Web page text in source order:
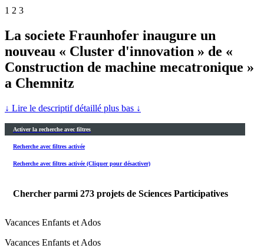
1 2 3
La societe Fraunhofer inaugure un
nouveau « Cluster d'innovation » de «
Construction de machine mecatronique »
a Chemnitz
↓ Lire le descriptif détaillé plus bas ↓
Activer la recherche avec filtres
Recherche avec filtres activée
Recherche avec filtres activée (Cliquer pour désactiver)
Chercher parmi 273 projets de Sciences Participatives
Vacances Enfants et Ados
Vacances Enfants et Ados